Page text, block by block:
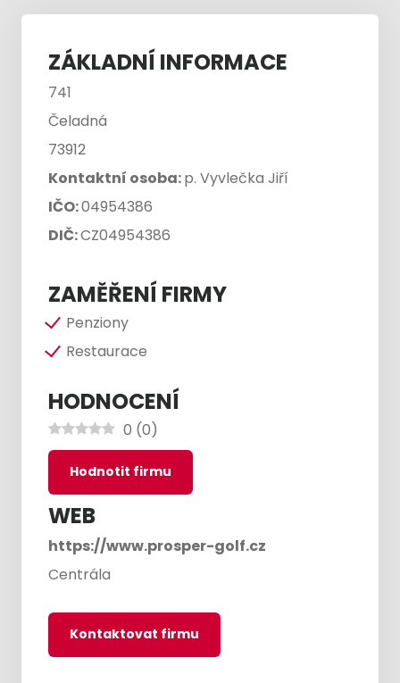
ZÁKLADNÍ INFORMACE
741
Čeladná
73912
Kontaktní osoba:p. Vyvlečka Jiří
IČO:04954386
DIČ:CZ04954386
ZAMĚŘENÍ FIRMY
Penziony
Restaurace
HODNOCENÍ
0 (0)
Hodnotit firmu
WEB
https://www.prosper-golf.cz
Centrála
Kontaktovat firmu